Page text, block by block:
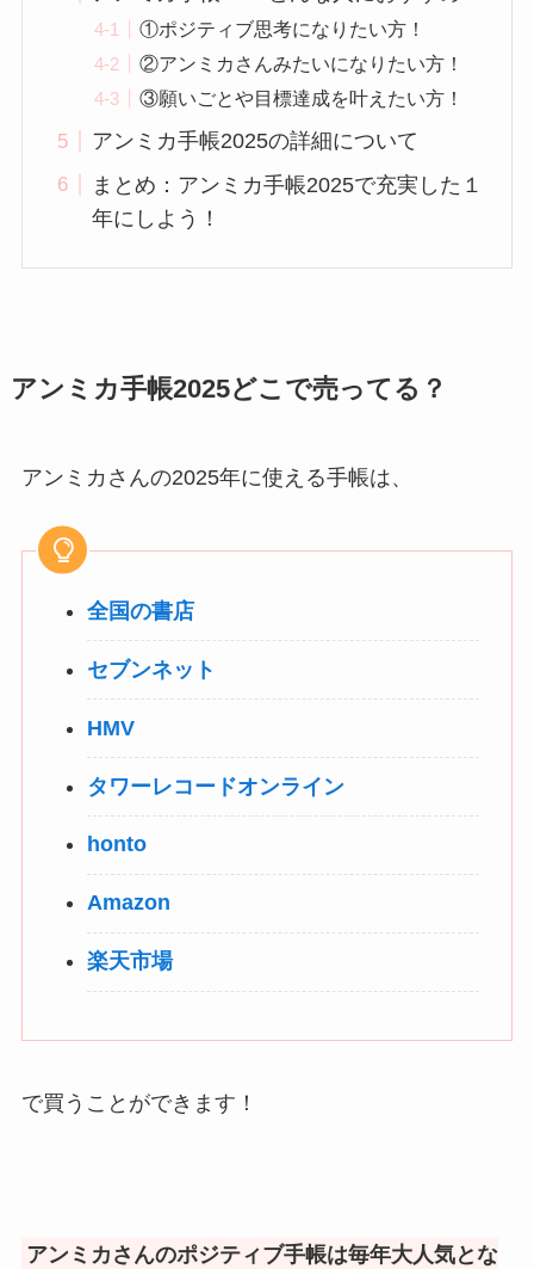
①ポジティブ思考になりたい方！
②アンミカさんみたいになりたい方！
③願いごとや目標達成を叶えたい方！
アンミカ手帳2025の詳細について
まとめ：アンミカ手帳2025で充実した１
年にしよう！
アンミカ手帳2025どこで売ってる？
アンミカさんの2025年に使える手帳は、
全国の書店
セブンネット
HMV
タワーレコードオンライン
honto
Amazon
楽天市場
で買うことができます！
アンミカさんのポジティブ手帳は毎年大人気とな